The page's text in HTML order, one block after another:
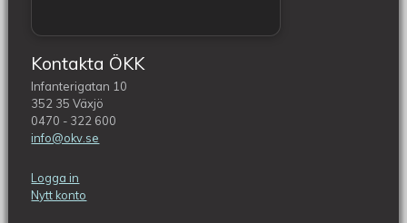
Kontakta ÖKK
Infanterigatan 10
352 35 Växjö
0470 - 322 600
info@okv.se
Logga in
Nytt konto